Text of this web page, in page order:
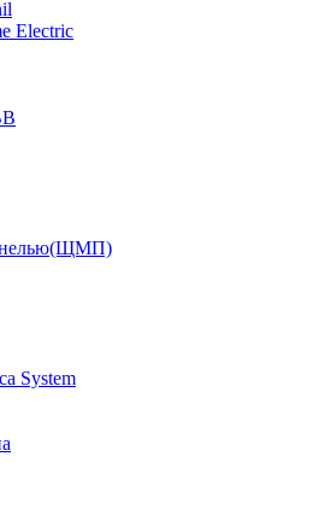
Electric
System